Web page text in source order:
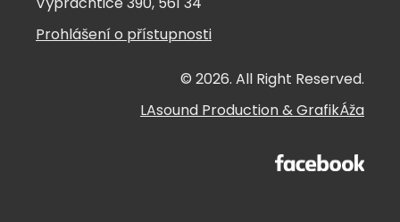
Prohlášení o přístupnosti
© 2026. All Right Reserved.
LAsound Production&GrafikÁža